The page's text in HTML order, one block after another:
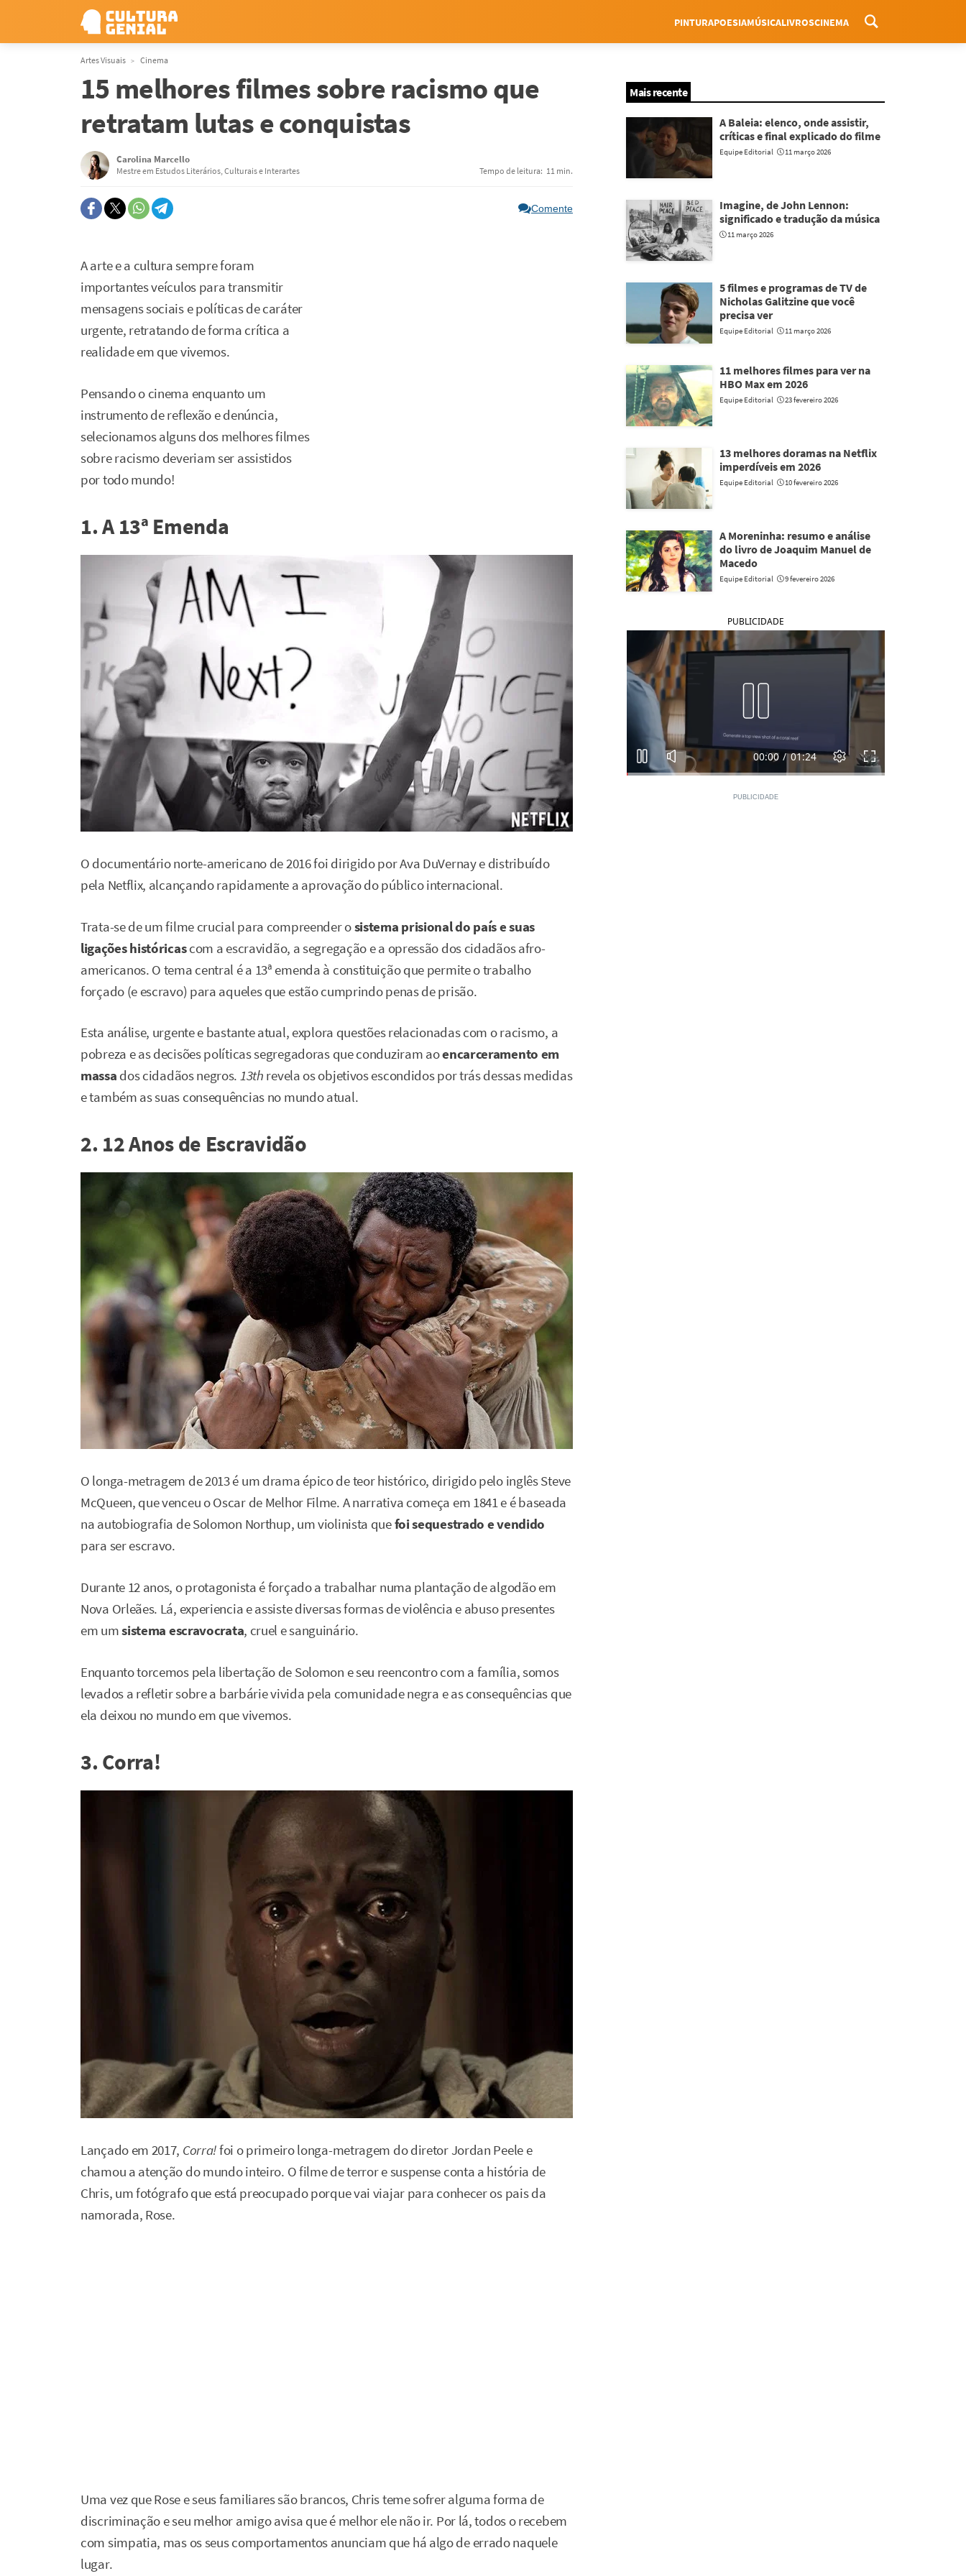
Menu
PINTURAPOESIAMÚSICALIVROSCINEMA
Artes Visuais Cinema
15 melhores filmes sobre racismo que
retratam lutas e conquistas
Carolina Marcello
Mestre em Estudos Literários, Culturais e Interartes Tempo de leitura: 11 min.
Comente
A arte e a cultura sempre foram
importantes veículos para transmitir
mensagens sociais e políticas de caráter
urgente, retratando de forma crítica a
realidade em que vivemos.
Pensando o cinema enquanto um
instrumento de reflexão e denúncia,
selecionamos alguns dos melhores filmes
sobre racismo deveriam ser assistidos
por todo mundo!
1. A 13ª Emenda
O documentário norte-americano de 2016 foi dirigido por Ava DuVernay e distribuído
pela Netflix, alcançando rapidamente a aprovação do público internacional.
Trata-se de um filme crucial para compreender osistema prisional do país e suas
ligações históricascom a escravidão, a segregação e a opressão dos cidadãos afro-
americanos. O tema central é a 13ª emenda à constituição que permite o trabalho
forçado (e escravo) para aqueles que estão cumprindo penas de prisão.
Esta análise, urgente e bastante atual, explora questões relacionadas com o racismo, a
pobreza e as decisões políticas segregadoras que conduziram aoencarceramento em
massa dos cidadãos negros. 13th revela os objetivos escondidos por trás dessas medidas
e também as suas consequências no mundo atual.
2. 12 Anos de Escravidão
O longa-metragem de 2013 é um drama épico de teor histórico, dirigido pelo inglês Steve
McQueen, que venceu o Oscar de Melhor Filme. A narrativa começa em 1841 e é baseada
na autobiografia de Solomon Northup, um violinista quefoisequestrado e vendido
para ser escravo.
Durante 12 anos, o protagonista é forçado a trabalhar numa plantação de algodão em
Nova Orleães. Lá, experiencia e assiste diversas formas de violência e abuso presentes
em umsistema escravocrata, cruel e sanguinário.
Enquanto torcemos pela libertação de Solomon e seu reencontro com a família, somos
levados a refletir sobre a barbárie vivida pela comunidade negra e as consequências que
ela deixou no mundo em que vivemos.
3. Corra!
Lançado em 2017, Corra!foi o primeiro longa-metragem do diretor Jordan Peele e
chamou a atenção do mundo inteiro. O filme de terror e suspense conta a história de
Chris, um fotógrafo que está preocupado porque vai viajar para conhecer os pais da
namorada, Rose.
Uma vez que Rose e seus familiares são brancos, Chris teme sofrer alguma forma de
discriminação e seu melhor amigo avisa que é melhor ele não ir. Por lá, todos o recebem
com simpatia, mas os seus comportamentos anunciam que há algo de errado naquele
lugar.
Mais recente
A Baleia: elenco, onde assistir,
críticas e final explicado do filme
Equipe Editorial 11 março 2026
Imagine, de John Lennon:
significado e tradução da música
11 março 2026
5 filmes e programas de TV de
Nicholas Galitzine que você
precisa ver
Equipe Editorial 11 março 2026
11 melhores filmes para ver na
HBO Max em 2026
Equipe Editorial 23 fevereiro 2026
13 melhores doramas na Netflix
imperdíveis em 2026
Equipe Editorial 10 fevereiro 2026
A Moreninha: resumo e análise
do livro de Joaquim Manuel de
Macedo
Equipe Editorial 9 fevereiro 2026
PUBLICIDADE